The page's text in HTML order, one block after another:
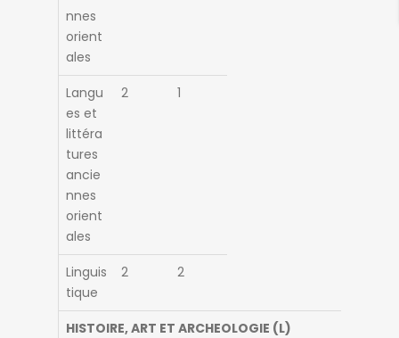
nnes
orient
ales
Langu
es et
littéra
tures
ancie
nnes
orient
ales
2 1
Linguis
tique
2 2
HISTOIRE, ART ET ARCHEOLOGIE (L)